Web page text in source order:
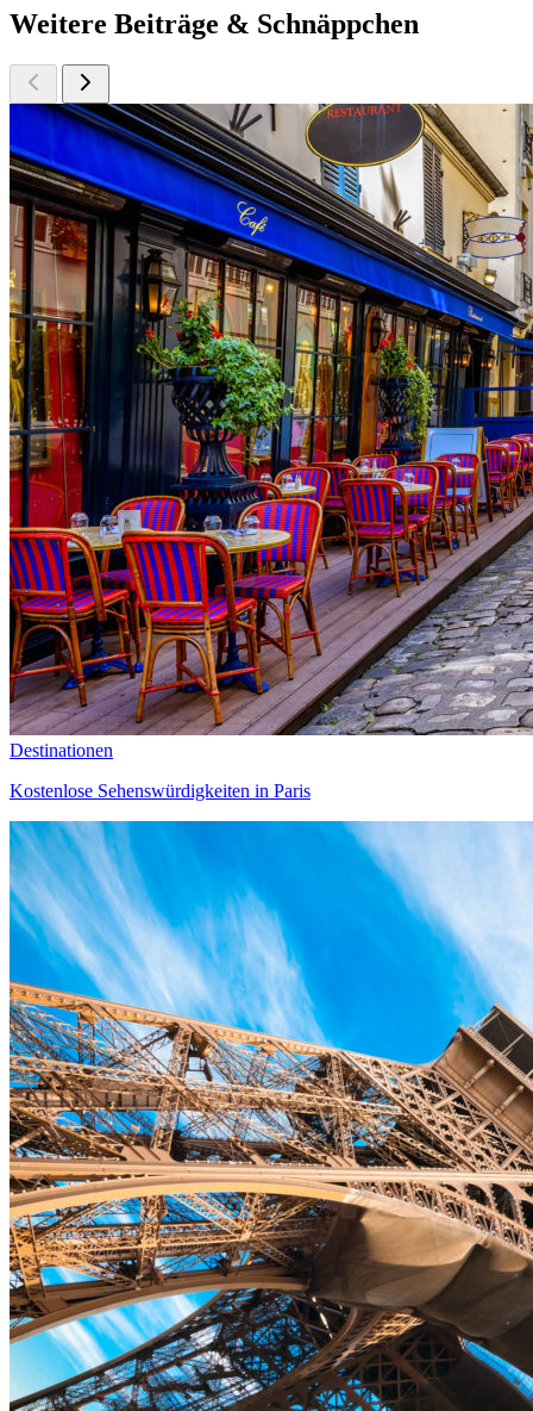
Weitere Beiträge & Schnäppchen
Destinationen
Kostenlose Sehenswürdigkeiten in Paris